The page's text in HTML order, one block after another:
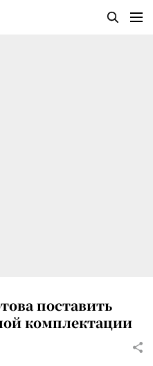
поставить
комплектации